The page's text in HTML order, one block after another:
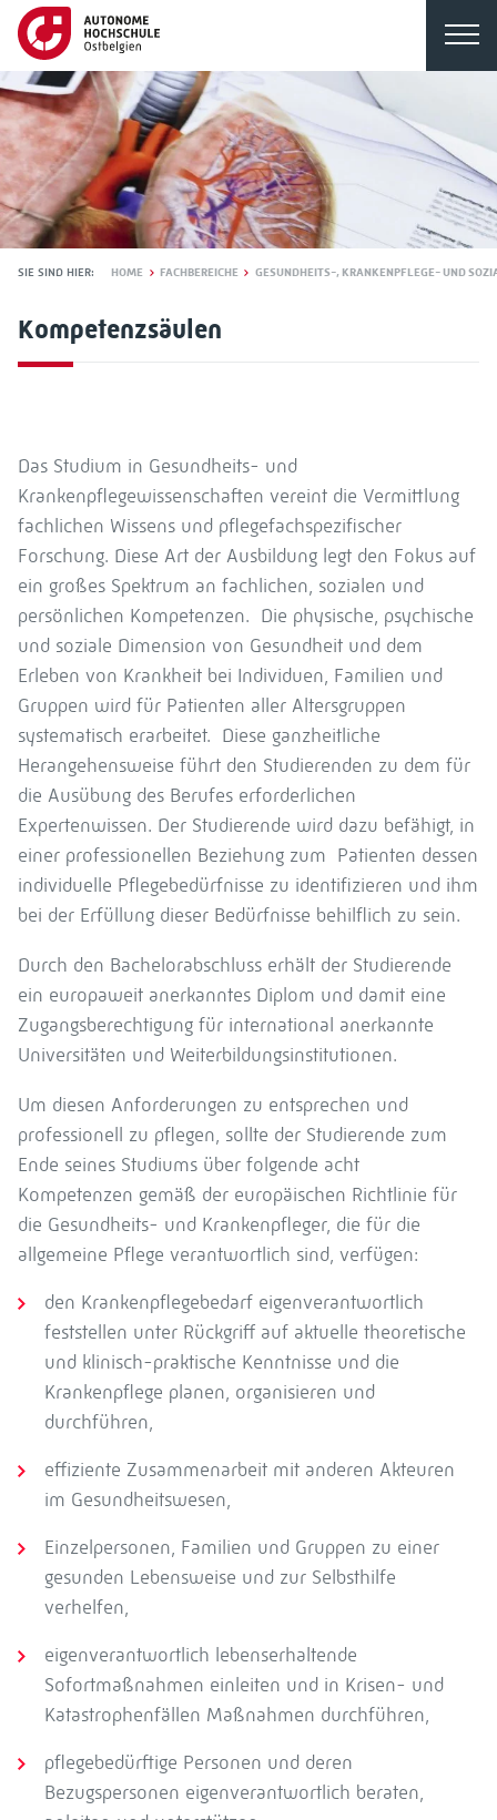
SIE SIND HIER: HOME FACHBEREICHE GESUNDHEITS-, KRANKENPFLEGE- UND
Kompetenzsäulen
Das Studium in Gesundheits- und
Krankenpflegewissenschaften vereint die Vermittlung
fachlichen Wissens und pflegefachspezifischer
Forschung. Diese Art der Ausbildung legt den Fokus auf
ein großes Spektrum an fachlichen, sozialen und
persönlichen Kompetenzen. Die physische, psychische
und soziale Dimension von Gesundheit und dem
Erleben von Krankheit bei Individuen, Familien und
Gruppen wird für Patienten aller Altersgruppen
systematisch erarbeitet. Diese ganzheitliche
Herangehensweise führt den Studierenden zu dem für
die Ausübung des Berufes erforderlichen
Expertenwissen. Der Studierende wird dazu befähigt, in
einer professionellen Beziehung zum Patienten dessen
individuelle Pflegebedürfnisse zu identifizieren und ihm
bei der Erfüllung dieser Bedürfnisse behilflich zu sein.
Durch den Bachelorabschluss erhält der Studierende
ein europaweit anerkanntes Diplom und damit eine
Zugangsberechtigung für international anerkannte
Universitäten und Weiterbildungsinstitutionen.
Um diesen Anforderungen zu entsprechen und
professionell zu pflegen, sollte der Studierende zum
Ende seines Studiums über folgende acht
Kompetenzen gemäß der europäischen Richtlinie für
die Gesundheits- und Krankenpfleger, die für die
allgemeine Pflege verantwortlich sind, verfügen:
den Krankenpflegebedarf eigenverantwortlich
feststellen unter Rückgriff auf aktuelle theoretische
und klinisch-praktische Kenntnisse und die
Krankenpflege planen, organisieren und
durchführen,
effiziente Zusammenarbeit mit anderen Akteuren
im Gesundheitswesen,
Einzelpersonen, Familien und Gruppen zu einer
gesunden Lebensweise und zur Selbsthilfe
verhelfen,
eigenverantwortlich lebenserhaltende
Sofortmaßnahmen einleiten und in Krisen- und
Katastrophenfällen Maßnahmen durchführen,
pflegebedürftige Personen und deren
Bezugspersonen eigenverantwortlich beraten,